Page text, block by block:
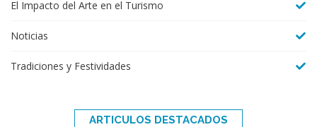
El Impacto del Arte en el Turismo
Noticias
Tradiciones y Festividades
ARTICULOS DESTACADOS